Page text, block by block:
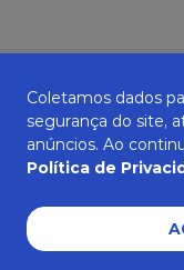
ZANEPAN 2022 | CNPJ:
Coletamos dados
segurança do site,
anúncios. Ao
Política de